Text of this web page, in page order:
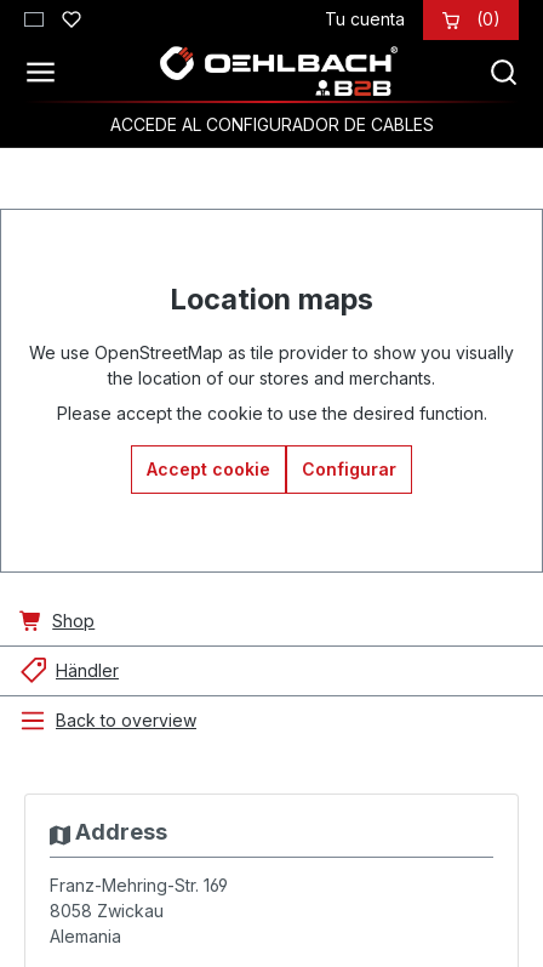
Saltar al contenido principal Tu cuenta (0)
ACCEDE AL CONFIGURADOR DE CABLES
Location maps
We use OpenStreetMap as tile provider to show you visually
the location of our stores and merchants.
Please accept the cookie to use the desired function.
Accept cookie Configurar
Shop
Händler
Back to overview
Address
Franz-Mehring-Str. 169
8058 Zwickau
Alemania